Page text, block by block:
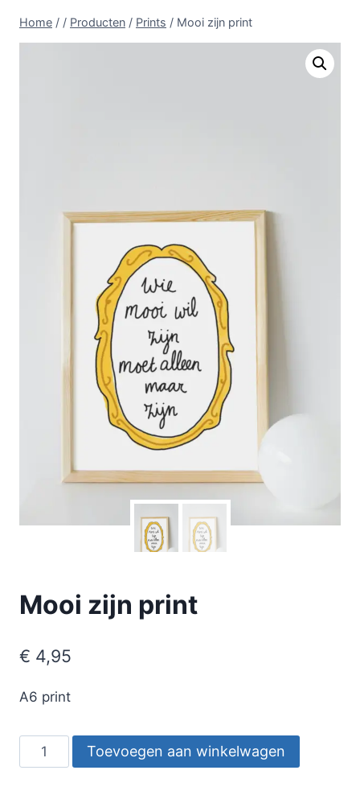
naar
Home / / Producten / Prints / Mooi zijn print
Mooi zijn print
€ 4,95
A6 print
Mooi
zijn
Toevoegen aan winkelwagen